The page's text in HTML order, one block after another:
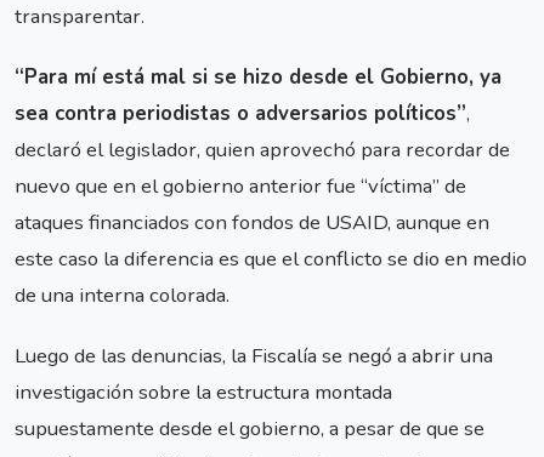
transparentar.
“Para mí está mal si se hizo desde el Gobierno, ya
sea contra periodistas o adversarios políticos”,
declaró el legislador, quien aprovechó para recordar de
nuevo que en el gobierno anterior fue “víctima” de
ataques financiados con fondos de USAID, aunque en
este caso la diferencia es que el conflicto se dio en medio
de una interna colorada.
Luego de las denuncias, la Fiscalía se negó a abrir una
investigación sobre la estructura montada
supuestamente desde el gobierno, a pesar de que se